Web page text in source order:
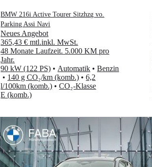
BMW 216i Active Tourer Sitzhzg vo.
Parking Assi Navi
Neues Angebot
365,43 € mtl.inkl. MwSt.
48 Monate Laufzeit. 5.000 KM pro
Jahr.
90 kW (122 PS) • Automatik • Benzin
• 140 g CO₂/km (komb.) • 6,2
l/100km (komb.) • CO₂-Klasse
E (komb.)